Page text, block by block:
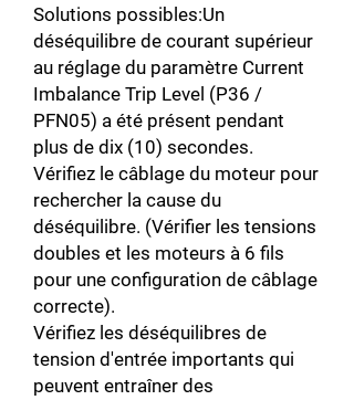
Solutions possibles:Un
déséquilibre de courant supérieur
au réglage du paramètre Current
Imbalance Trip Level (P36 /
PFN05) a été présent pendant
plus de dix (10) secondes.
Vérifiez le câblage du moteur pour
rechercher la cause du
déséquilibre. (Vérifier les tensions
doubles et les moteurs à 6 fils
pour une configuration de câblage
correcte).
Vérifiez les déséquilibres de
tension d'entrée importants qui
peuvent entraîner des